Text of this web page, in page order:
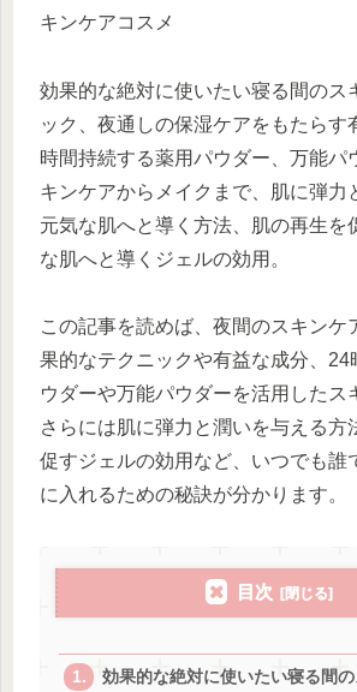
キンケアコスメ
効果的な絶対に使いたい寝る間のス
ック、夜通しの保湿ケアをもたらす
時間持続する薬用パウダー、万能パ
キンケアからメイクまで、肌に弾力
元気な肌へと導く方法、肌の再生を
な肌へと導くジェルの効用。
この記事を読めば、夜間のスキンケ
果的なテクニックや有益な成分、24
ウダーや万能パウダーを活用したス
さらには肌に弾力と潤いを与える方
促すジェルの効用など、いつでも誰
に入れるための秘訣が分かります。
目次
効果的な絶対に使いたい寝る間